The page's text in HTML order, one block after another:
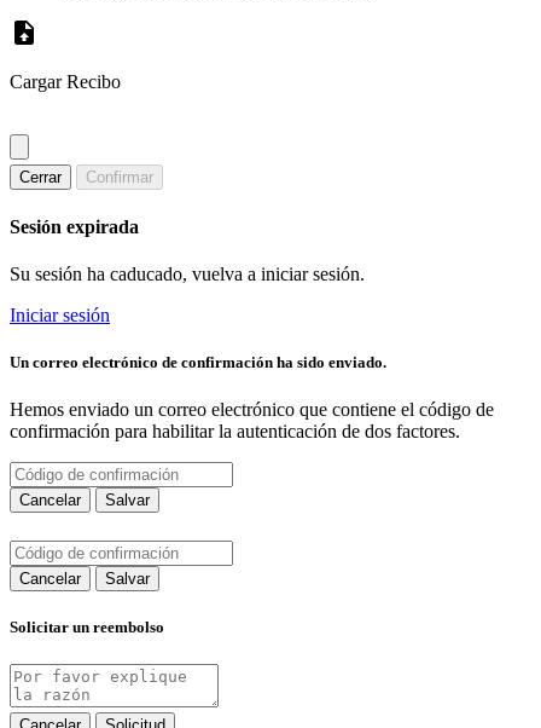
Cargar Recibo
Cerrar Confirmar
Sesión expirada
Su sesión ha caducado, vuelva a iniciar sesión.
Iniciar sesión
Un correo electrónico de confirmación ha sido enviado.
Hemos enviado un correo electrónico que contiene el código de
confirmación para habilitar la autenticación de dos factores.
Cancelar Salvar
Cancelar Salvar
Solicitar un reembolso